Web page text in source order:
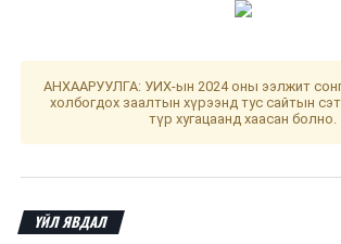
Монголын Үндэсний бөх
Казак Курес бөх
Иран Пахлавани бөх
Киргиз Алыш бөх
АНХААРУУЛГА: УИХ-ын 2024 оны ээлжит
холбогдох заалтын хүрээнд тус сайтын
түр хугацаанд хаасан болно.
ҮЙЛ ЯВДАЛ